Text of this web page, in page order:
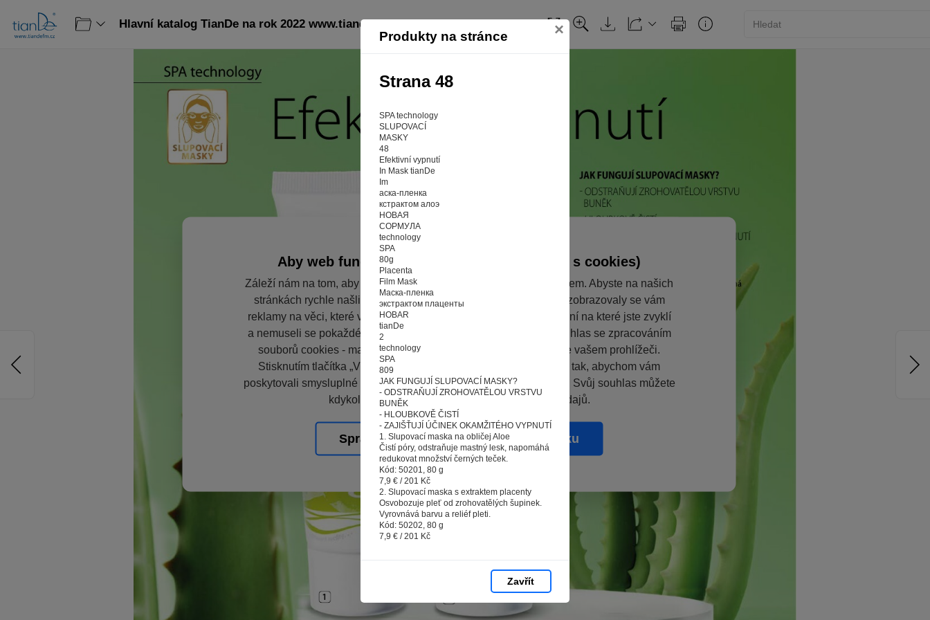
Produkty na stránce ×
Strana 48
SPA technology
SLUPOVACÍ
MASKY
48
Efektivní vypnutí
In Mask tianDe
Im
аска-пленка
кстрактом алоэ
НОВАЯ
СОРМУЛА
technology
SPA
80g
Placenta
Film Mask
Маска-пленка
экстрактом плаценты
HOBAR
tianDe
2
technology
SPA
809
JAK FUNGUJÍ SLUPOVACÍ MASKY?
- ODSTRAŇUJÍ ZROHOVATĚLOU VRSTVU
BUNĚK
- HLOUBKOVĚ ČISTÍ
- ZAJIŠŤUJÍ ÚČINEK OKAMŽITÉHO VYPNUTÍ
1. Slupovací maska na obličej Aloe
Čistí póry, odstraňuje mastný lesk, napomáhá
redukovat množství černých teček.
Kód: 50201, 80 g
7,9 € / 201 Kč
2. Slupovací maska s extraktem placenty
Osvobozuje pleť od zrohovatělých šupinek.
Vyrovnává barvu a reliéf pleti.
Kód: 50202, 80 g
7,9 € / 201 Kč
Zavřít
Hlavní katalog TianDe na rok 2022 www.tiandefm.cz: strana 48
Aby web fungoval tak, jak ho znáte (souhlas s cookies)
Záleží nám na tom, aby pro vás nakupování bylo co nejlepší zážitkem. Abyste na našich
stránkách rychle našli to, co hledáte, ušetřili spoustu klikání a nezobrazovaly se vám
reklamy na věci, které vás nezajímají. Abyste web viděli v zobrazení na které jste zvyklí
a nemuseli se pokaždé přihlašovat. Proto od vás potřebujeme souhlas se zpracováním
souborů cookies - malých souborů, které se dočasně ukládají ve vašem prohlížeči.
Stisknutím tlačítka „V pořádku“ souhlasíte s nastavením cookies tak, abychom vám
poskytovali smysluplné a užitečné služby na základě vašich údajů. Svůj souhlas můžete
kdykoli změnit na stránce zpracování osobních údajů.
Spravovat cookies V pořádku